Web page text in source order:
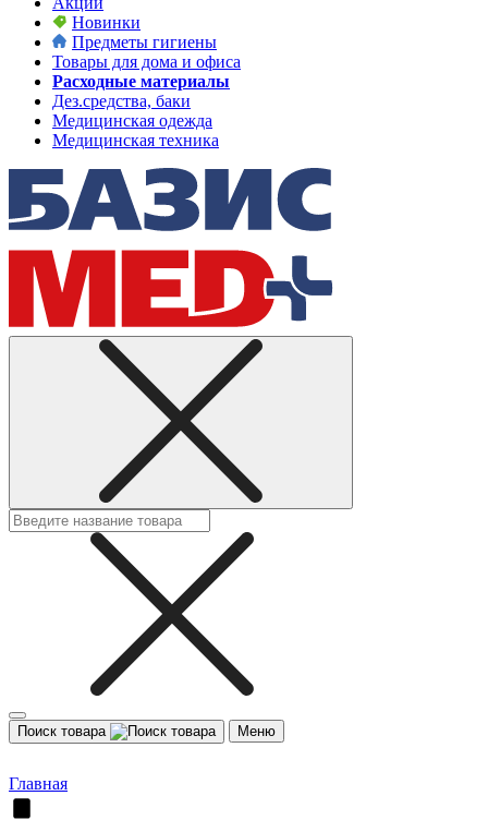
Новинки
Предметы гигиены
Товары для дома и офиса
Расходные материалы
Дез.средства, баки
Медицинская одежда
Медицинская техника
Поиск товара Меню
Главная